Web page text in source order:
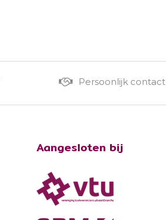
Persoonlijk contact
Aangesloten bij